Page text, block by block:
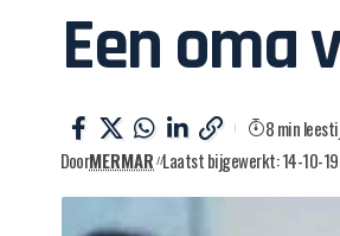
Een oma
DoorMERMAR Laatst bijgewerkt: 14-10-19
8 min